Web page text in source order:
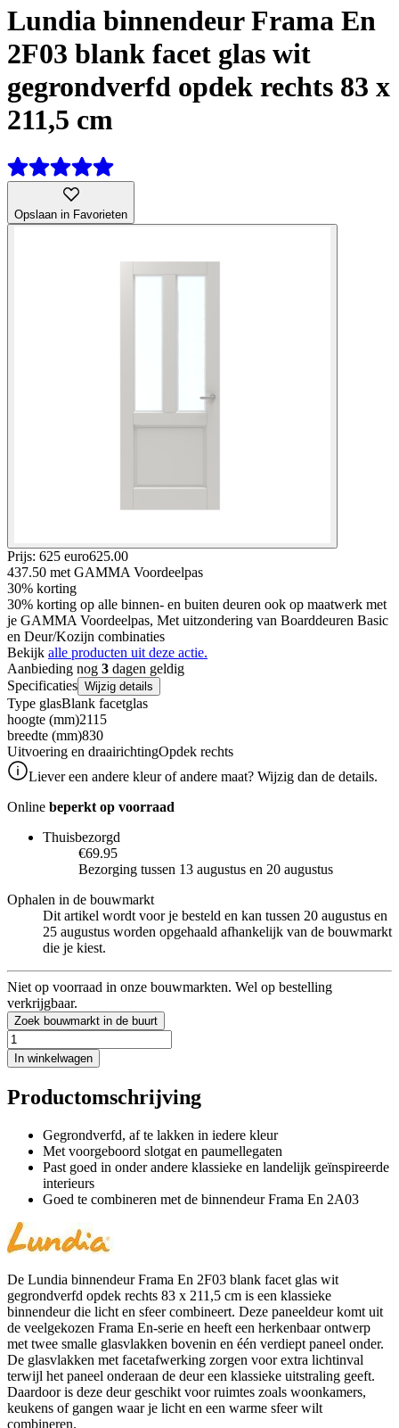
Lundia binnendeur Frama En
2F03 blank facet glas wit
gegrondverfd opdek rechts 83 x
211,5 cm
Opslaan in Favorieten
Prijs: 625 euro625.00
437.50 met GAMMA Voordeelpas
30% korting
30% korting op alle binnen- en buiten deuren ook op maatwerk met
je GAMMA Voordeelpas, Met uitzondering van Boarddeuren Basic
en Deur/Kozijn combinaties
Bekijk alle producten uit deze actie.
Aanbieding nog 3 dagen geldig
Specificaties Wijzig details
Type glasBlank facetglas
hoogte (mm)2115
breedte (mm)830
Uitvoering en draairichtingOpdek rechts
Liever een andere kleur of andere maat? Wijzig dan de details.
Online beperkt op voorraad
Thuisbezorgd
€69.95
Bezorging tussen 13 augustus en 20 augustus
Ophalen in de bouwmarkt
Dit artikel wordt voor je besteld en kan tussen 20 augustus en
25 augustus worden opgehaald afhankelijk van de bouwmarkt
die je kiest.
Niet op voorraad in onze bouwmarkten. Wel op bestelling
verkrijgbaar.
Zoek bouwmarkt in de buurt
In winkelwagen
Productomschrijving
Gegrondverfd, af te lakken in iedere kleur
Met voorgeboord slotgat en paumellegaten
Past goed in onder andere klassieke en landelijk geïnspireerde
interieurs
Goed te combineren met de binnendeur Frama En 2A03
De Lundia binnendeur Frama En 2F03 blank facet glas wit
gegrondverfd opdek rechts 83 x 211,5 cm is een klassieke
binnendeur die licht en sfeer combineert. Deze paneeldeur komt uit
de veelgekozen Frama En-serie en heeft een herkenbaar ontwerp
met twee smalle glasvlakken bovenin en één verdiept paneel onder.
De glasvlakken met facetafwerking zorgen voor extra lichtinval
terwijl het paneel onderaan de deur een klassieke uitstraling geeft.
Daardoor is deze deur geschikt voor ruimtes zoals woonkamers,
keukens of gangen waar je licht en een warme sfeer wilt
combineren.